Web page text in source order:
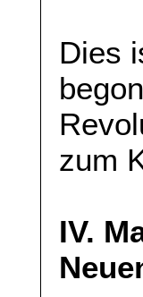
Dies
zum
IV.